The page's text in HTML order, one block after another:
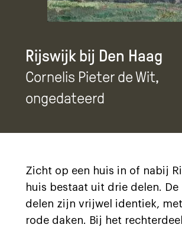
Rijswijk bij Den Haag
Cornelis Pieter de Wit,
ongedateerd
Zicht op een huis in of nabij
huis bestaat uit drie delen.
delen zijn vrijwel identiek,
rode daken. Bij het